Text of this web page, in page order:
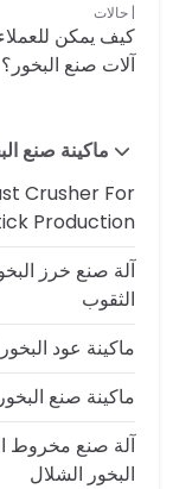
حالات
كيف يمكن للعملاء
آلات صنع البخور؟
ماكينة صنع
Crusher For
Production
آلة صنع خرز
الثقوب
ماكينة عود
ماكينة صنع
آلة صنع مخروط
البخور الشلال